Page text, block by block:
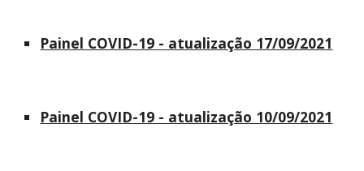
Painel COVID-19 - atualização 17/09/2021
Painel COVID-19 - atualização 10/09/2021